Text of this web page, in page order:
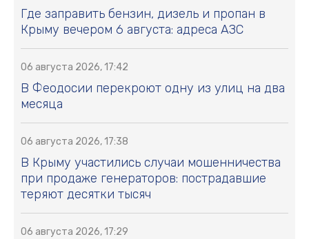
Где заправить бензин, дизель и пропан в
Крыму вечером 6 августа: адреса АЗС
06 августа 2026, 17:42
В Феодосии перекроют одну из улиц на два
месяца
06 августа 2026, 17:38
В Крыму участились случаи мошенничества
при продаже генераторов: пострадавшие
теряют десятки тысяч
06 августа 2026, 17:29